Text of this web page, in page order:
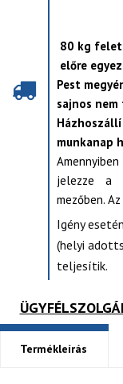
80 kg
előre
Pest
sajnos
munkanap
jelezze a
mezőben.
Igény
(helyi
teljesítik.
Termékleírás